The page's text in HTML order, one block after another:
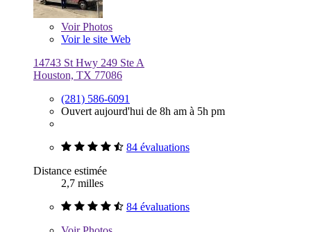
VoirPhotos
Voir le site Web
14743 St Hwy 249 Ste A
Houston, TX 77086
(281) 586-6091
Ouvert aujourd'hui de 8h am à 5h pm
84 évaluations
Distance estimée
2,7 milles
84 évaluations